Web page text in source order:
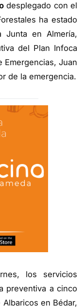
desplegado con el
ha estado
Junta en Almería,
del Plan Infoca
Emergencias, Juan
de la emergencia.
los servicios
preventiva a cinco
en Bédar,